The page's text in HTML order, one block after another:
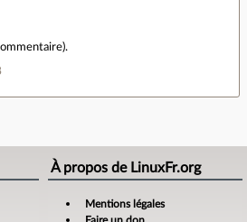
).
À propos de LinuxFr.org
Mentions légales